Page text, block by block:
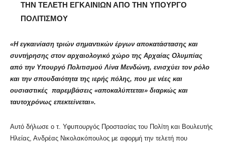
ΤΗΝ ΤΕΛΕΤΗ ΕΓΚΑΙΝΙΩΝ ΑΠΟ ΤΗΝ ΥΠΟΥΡΓΟ
ΠΟΛΙΤΙΣΜΟΥ
«Ηεγκαινίαση τριών σημαντικών έργων αποκατάστασης και
συντήρησης στον αρχαιολογικό χώρο της Αρχαίας Ολυμπίας
από την Υπουργό Πολιτισμού Λίνα Μενδώνη, ενισχύει τον ρόλο
και την σπουδαιότητα της ιερής πόλης, που με νέες και
ουσιαστικές παρεμβάσεις «αποκαλύπτεται» διαρκώς και
ταυτοχρόνως επεκτείνεται».
Αυτό δήλωσε ο τ. Υφυπουργός Προστασίας του Πολίτη και Βουλευτής
Ηλείας, Ανδρέας Νικολακόπουλος με αφορμή την τελετή που